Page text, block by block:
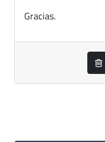
Gracias.